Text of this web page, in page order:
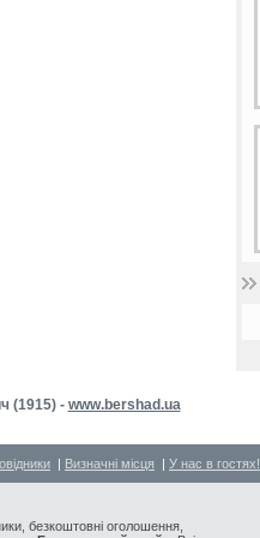
(1915) - www.bershad.ua
| Визначні місця | У нас в гостях!
безкоштовні оголошення,